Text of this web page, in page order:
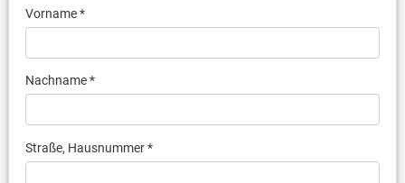
Vorname *
Nachname *
Straße, Hausnummer *